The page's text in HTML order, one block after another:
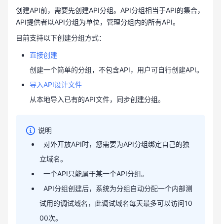
创建API前，需要先创建API分组。API分组相当于API的集合，
API提供者以API分组为单位，管理分组内的所有API。
目前支持以下创建分组方式：
直接创建
创建一个简单的分组，不包含API，用户可自行创建API。
导入API设计文件
从本地导入已有的API文件，同步创建分组。
说明
对外开放API时，您需要为API分组绑定自己的独
立域名。
一个API只能属于某一个API分组。
API分组创建后，系统为分组自动分配一个内部测
试用的调试域名，此调试域名每天最多可以访问10
00次。